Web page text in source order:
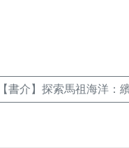
【書介】探索馬祖海洋：